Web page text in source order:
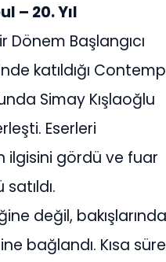
– 20. Yıl
Dönem Başlangıcı
katıldığı
Simay Kışlaoğlu
Eserleri
ilgisini gördü ve fuar
değil,
bağlandı. Kısa